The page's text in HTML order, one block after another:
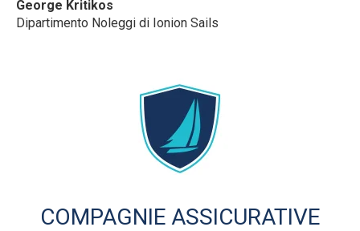
George Kritikos
Dipartimento Noleggi di Ionion Sails
COMPAGNIE ASSICURATIVE